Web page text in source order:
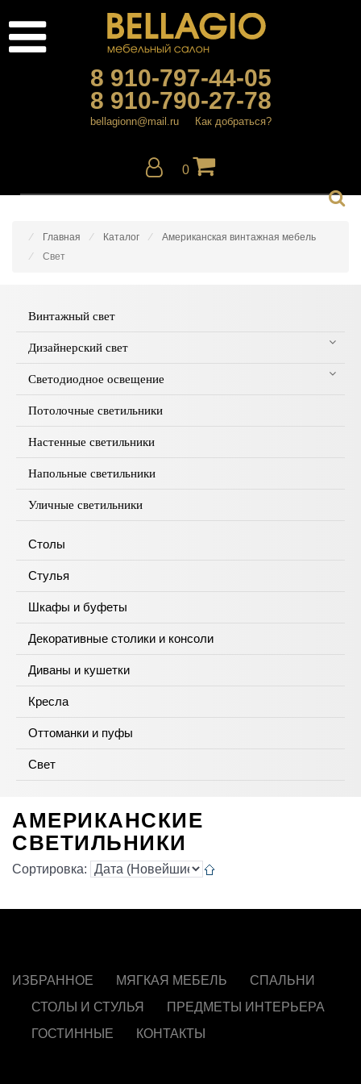
8 910-797-44-05
8 910-790-27-78
bellagionn@mail.ru Как добраться?
0
Главная Каталог
Американская винтажная мебель
Свет
Винтажный свет
Дизайнерский свет
Светодиодное освещение
Потолочные светильники
Настенные светильники
Напольные светильники
Уличные светильники
Столы
Стулья
Шкафы и буфеты
Декоративные столики и консоли
Диваны и кушетки
Кресла
Оттоманки и пуфы
Свет
АМЕРИКАНСКИЕ
СВЕТИЛЬНИКИ
Сортировка:
ИЗБРАННОЕ МЯГКАЯ МЕБЕЛЬ
СПАЛЬНИ
СТОЛЫ И СТУЛЬЯ
ПРЕДМЕТЫ ИНТЕРЬЕРА
ГОСТИННЫЕ
КОНТАКТЫ